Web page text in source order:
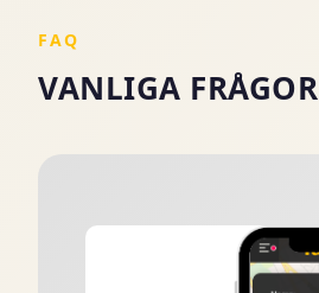
FAQ
VANLIGA FRÅGOR